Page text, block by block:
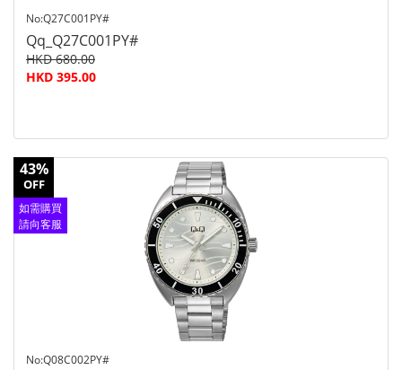
No:Q27C001PY#
Qq_Q27C001PY#
HKD 680.00
HKD 395.00
43%
OFF
如需購買
請向客服
No:Q08C002PY#